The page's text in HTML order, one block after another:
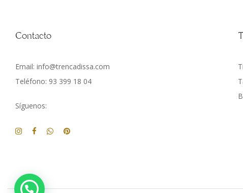
Contacto
Email: info@trencadissa.com
Teléfono: 93 399 18 04
Síguenos: